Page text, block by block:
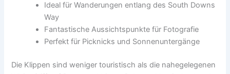
Ideal für Wanderungen entlang des South Downs
Way
Fantastische Aussichtspunkte für Fotografie
Perfekt für Picknicks und Sonnenuntergänge
Die Klippen sind weniger touristisch als die nahegelegenen